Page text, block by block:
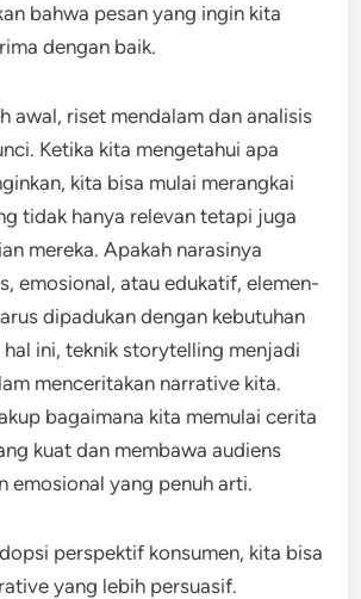
bahwa pesan yang ingin kita
dengan baik.
awal, riset mendalam dan analisis
Ketika kita mengetahui apa
kita bisa mulai merangkai
tidak hanya relevan tetapi juga
mereka. Apakah narasinya
emosional, atau edukatif, elemen-
dipadukan dengan kebutuhan
hal ini, teknik storytelling menjadi
menceritakan narrative kita.
bagaimana kita memulai cerita
kuat dan membawa audiens
emosional yang penuh arti.
perspektif konsumen, kita bisa
yang lebih persuasif.